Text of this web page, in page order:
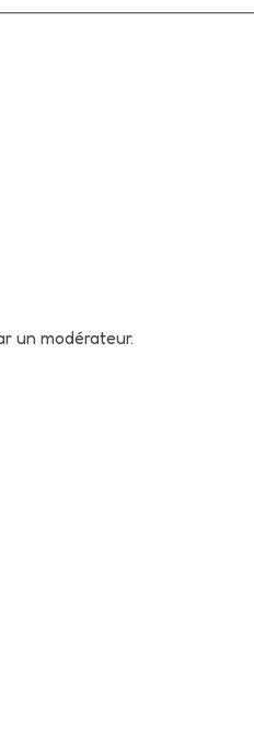
un modérateur.